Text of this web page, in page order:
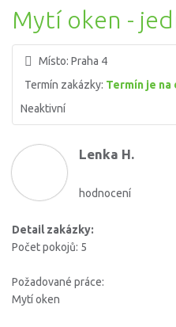
Mytí oken -
Místo: Praha 4
Termín zakázky: Termín je na
Neaktivní
Lenka H.
hodnocení
Detail zakázky:
Počet pokojů: 5
Požadované práce:
Mytí oken